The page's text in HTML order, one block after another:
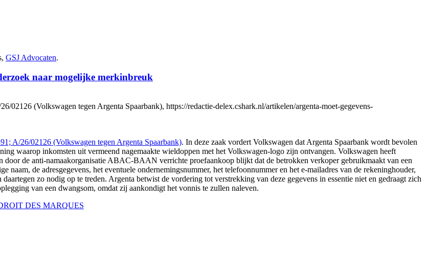
GSJ Advocaten.
naar mogelijke merkinbreuk
(Volkswagen tegen Argenta Spaarbank), https://redactie-delex.cshark.nl/artikelen/argenta-moet-gegevens-
A/26/02126 (Volkswagen tegen Argenta Spaarbank). In deze zaak vordert Volkswagen dat Argenta Spaarbank wordt bevolen
waarop inkomsten uit vermeend nagemaakte wieldoppen met het Volkswagen-logo zijn ontvangen. Volkswagen heeft
de anti-namaakorganisatie ABAC-BAAN verrichte proefaankoop blijkt dat de betrokken verkoper gebruikmaakt van een
de adresgegevens, het eventuele ondernemingsnummer, het telefoonnummer en het e-mailadres van de rekeninghouder,
zo nodig op te treden. Argenta betwist de vordering tot verstrekking van deze gegevens in essentie niet en gedraagt zich
van een dwangsom, omdat zij aankondigt het vonnis te zullen naleven.
DES MARQUES